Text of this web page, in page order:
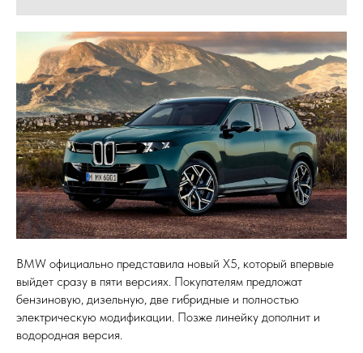
BMW официально представила новый X5, который впервые
выйдет сразу в пяти версиях. Покупателям предложат
бензиновую, дизельную, две гибридные и полностью
электрическую модификации. Позже линейку дополнит и
водородная версия.